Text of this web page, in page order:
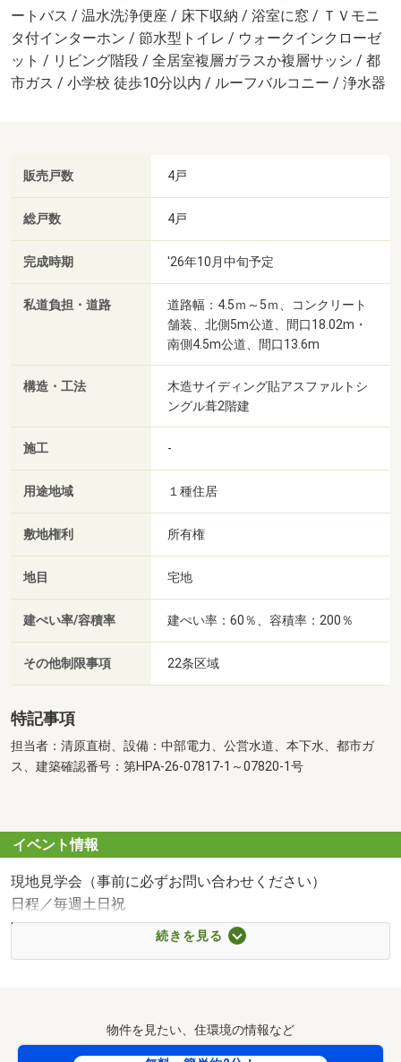
ートバス / 温水洗浄便座 / 床下収納 / 浴室に窓 / ＴＶモニ
タ付インターホン / 節水型トイレ / ウォークインクローゼ
ット / リビング階段 / 全居室複層ガラスか複層サッシ / 都
市ガス / 小学校 徒歩10分以内 / ルーフバルコニー / 浄水器
販売戸数 4戸
総戸数 4戸
完成時期 '26年10月中旬予定
私道負担・道路
道路幅：4.5ｍ～5ｍ、コンクリート
舗装、北側5m公道、間口18.02m・
南側4.5m公道、間口13.6m
構造・工法
木造サイディング貼アスファルトシ
ングル葺2階建
施工 -
用途地域 １種住居
敷地権利 所有権
地目 宅地
建ぺい率/容積率 建ぺい率：60％、容積率：200％
その他制限事項 22条区域
特記事項
担当者：清原直樹、設備：中部電力、公営水道、本下水、都市ガ
ス、建築確認番号：第HPA-26-07817-1～07820-1号
イベント情報
現地見学会（事前に必ずお問い合わせください）
日程／毎週土日祝
時間／10:00～17:00
◎仕事終わりの遅い時間でも大丈夫？
続きを見る
物件を見たい、住環境の情報など